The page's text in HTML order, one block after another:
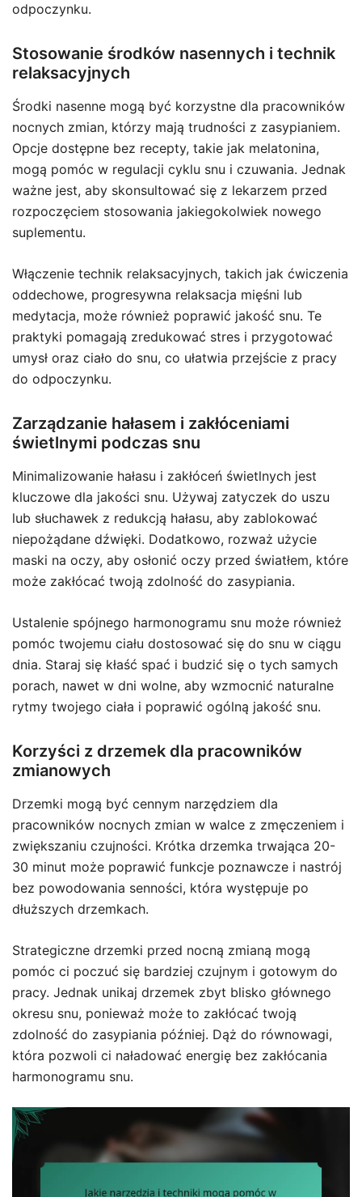
odpoczynku.
Stosowanie środków nasennych i technik
relaksacyjnych
Środki nasenne mogą być korzystne dla pracowników
nocnych zmian, którzy mają trudności z zasypianiem.
Opcje dostępne bez recepty, takie jak melatonina,
mogą pomóc w regulacji cyklu snu i czuwania. Jednak
ważne jest, aby skonsultować się z lekarzem przed
rozpoczęciem stosowania jakiegokolwiek nowego
suplementu.
Włączenie technik relaksacyjnych, takich jak ćwiczenia
oddechowe, progresywna relaksacja mięśni lub
medytacja, może również poprawić jakość snu. Te
praktyki pomagają zredukować stres i przygotować
umysł oraz ciało do snu, co ułatwia przejście z pracy
do odpoczynku.
Zarządzanie hałasem i zakłóceniami
świetlnymi podczas snu
Minimalizowanie hałasu i zakłóceń świetlnych jest
kluczowe dla jakości snu. Używaj zatyczek do uszu
lub słuchawek z redukcją hałasu, aby zablokować
niepożądane dźwięki. Dodatkowo, rozważ użycie
maski na oczy, aby osłonić oczy przed światłem, które
może zakłócać twoją zdolność do zasypiania.
Ustalenie spójnego harmonogramu snu może również
pomóc twojemu ciału dostosować się do snu w ciągu
dnia. Staraj się kłaść spać i budzić się o tych samych
porach, nawet w dni wolne, aby wzmocnić naturalne
rytmy twojego ciała i poprawić ogólną jakość snu.
Korzyści z drzemek dla pracowników
zmianowych
Drzemki mogą być cennym narzędziem dla
pracowników nocnych zmian w walce z zmęczeniem i
zwiększaniu czujności. Krótka drzemka trwająca 20-
30 minut może poprawić funkcje poznawcze i nastrój
bez powodowania senności, która występuje po
dłuższych drzemkach.
Strategiczne drzemki przed nocną zmianą mogą
pomóc ci poczuć się bardziej czujnym i gotowym do
pracy. Jednak unikaj drzemek zbyt blisko głównego
okresu snu, ponieważ może to zakłócać twoją
zdolność do zasypiania później. Dąż do równowagi,
która pozwoli ci naładować energię bez zakłócania
harmonogramu snu.